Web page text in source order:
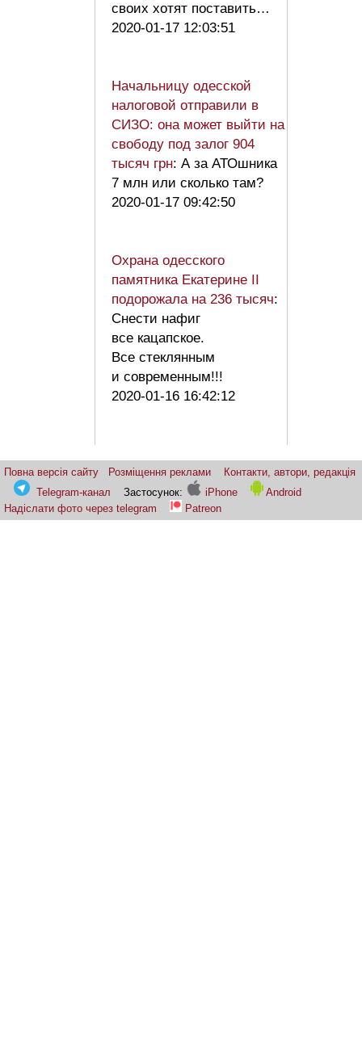
своих хотят поставить…
2020-01-17 12:03:51
Начальницу одесской
налоговой отправили в
СИЗО: она может выйти на
свободу под залог 904
тысяч грн: А за АТОшника
7 млн или сколько там?
2020-01-17 09:42:50
Охрана одесского
памятника Екатерине II
подорожала на 236 тысяч:
Снести нафиг
все кацапское.
Все стеклянным
и современным!!!
2020-01-16 16:42:12
Повна версія сайту Розміщення реклами
Контакти, автори, редакція
Telegram-канал
Застосунок: iPhone
Android
Надіслати фото через telegram
Patreon